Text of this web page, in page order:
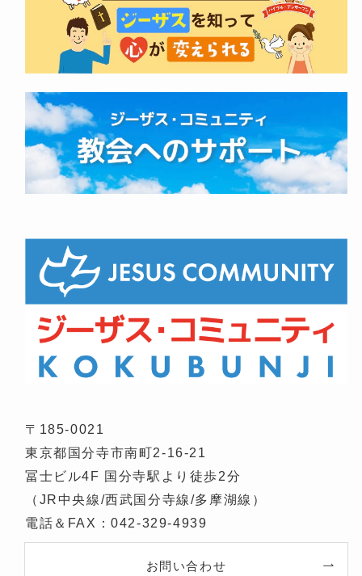
〒185-0021
東京都国分寺市南町2-16-21
冨士ビル4F 国分寺駅より徒歩2分
（JR中央線/西武国分寺線/多摩湖線）
電話＆FAX：042-329-4939
お問い合わせ